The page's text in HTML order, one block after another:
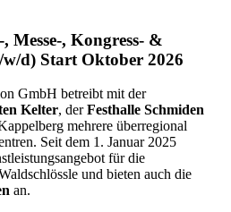
Messe-, Kongress- &
d) Start Oktober 2026
GmbH betreibt mit der
Kelter, derFesthalle Schmiden
mehrere überregional
Seit dem 1. Januar 2025
für die
und bieten auch die
an.